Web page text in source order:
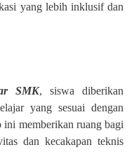
yang lebih inklusif dan
SMK, siswa diberikan
yang sesuai dengan
ini memberikan ruang bagi
dan kecakapan teknis